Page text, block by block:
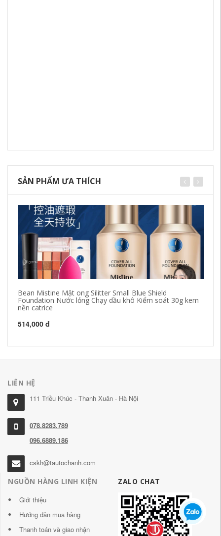
SẢN PHẨM ƯA THÍCH
Bean Mistine Mật ong Silitter Small Blue Shield
Foundation Nước lỏng Chạy dầu khô Kiểm soát 30g kem
nền catrice
514,000 đ
LIÊN HỆ
111 Triều Khúc - Thanh Xuân - Hà Nội
078.8283.789
096.6889.186
cskh@tautochanh.com
NGUỒN HÀNG LINH KIỆN
Giới thiệu
Hướng dẫn mua hàng
Thanh toán và giao nhận
ZALO CHAT